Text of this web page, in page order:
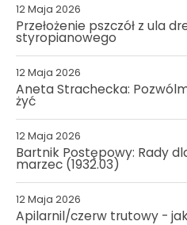
12 Maja 2026
Przełożenie pszczół z ula
styropianowego
12 Maja 2026
Aneta Strachecka:
żyć
12 Maja 2026
Bartnik Postępowy: Rady
marzec (1932.03)
12 Maja 2026
Apilarnil/czerw trutowy -